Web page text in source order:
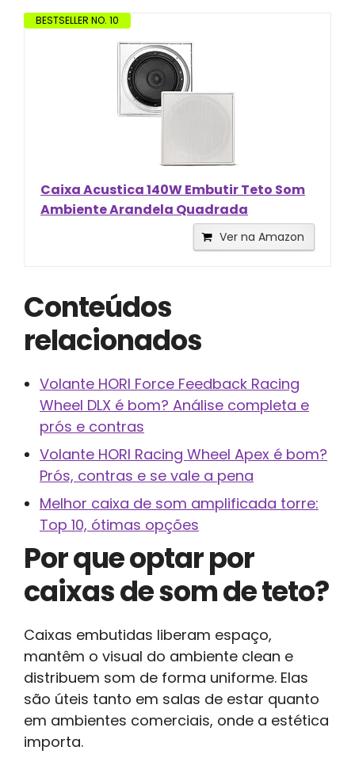
BESTSELLER NO. 10
Caixa Acustica 140W Embutir Teto Som
Ambiente Arandela Quadrada
Ver na Amazon
Conteúdos
relacionados
Volante HORI Force Feedback Racing
Wheel DLX é bom? Análise completa e
prós e contras
Volante HORI Racing Wheel Apex é bom?
Prós, contras e se vale a pena
Melhor caixa de som amplificada torre:
Top 10, ótimas opções
Por que optar por
caixas de som de teto?
Caixas embutidas liberam espaço,
mantêm o visual do ambiente clean e
distribuem som de forma uniforme. Elas
são úteis tanto em salas de estar quanto
em ambientes comerciais, onde a estética
importa.